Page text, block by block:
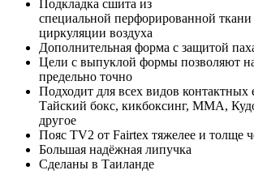
Подкладка сшита из
специальной перфорированной
циркуляции воздуха
Дополнительная форма с защитой
Цели с выпуклой формы позволяют
предельно точно
Подходит для всех видов контактных
Тайский бокс, кикбоксинг, ММА,
другое
Пояс TV2 от Fairtex тяжелее и толще
Большая надёжная липучка
Сделаны в Таиланде